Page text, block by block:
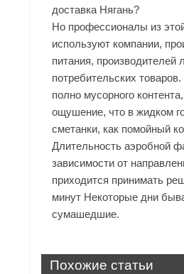
доставка Нягань?
Но профессионалы из
используют компании,
питания, производителей
потребительских
полно мусорного
ощушение, что в жидком
сметанки, как помойный
Длительность аэробной
зависимости от
приходится принимать
минут Некоторые дни
сумашедшие.
Похожие статьи